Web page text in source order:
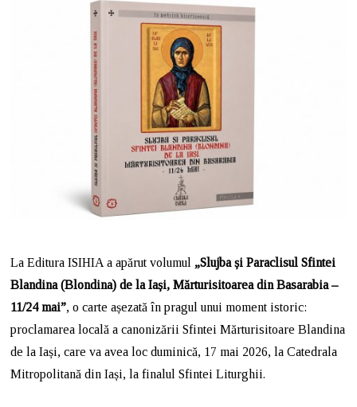
2
6
La Editura ISIHIA a apărut volumul „Slujba și Paraclisul Sfintei
Blandina (Blondina) de la Iași, Mărturisitoarea din Basarabia –
11/24 mai”, o carte așezată în pragul unui moment istoric:
proclamarea locală a canonizării Sfintei Mărturisitoare Blandina
de la Iași, care va avea loc duminică, 17 mai 2026, la Catedrala
Mitropolitană din Iași, la finalul Sfintei Liturghii.